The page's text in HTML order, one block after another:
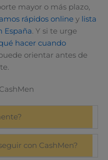
mayor o más plazo,
rápidos online y lista
España. Y si te urge
hacer cuando
orientar antes de
con CashMen?